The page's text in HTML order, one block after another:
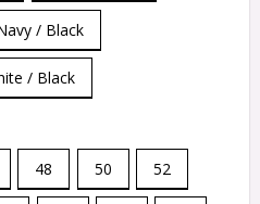
/ Black
/ Black
48 50 52